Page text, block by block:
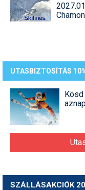
UTASBIZTOSÍTÁS
SZÁLLÁSAKCIÓK